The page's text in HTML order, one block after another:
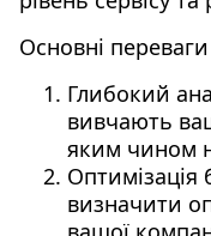
Основні
Глибокий
вивчають
яким чином
визначити